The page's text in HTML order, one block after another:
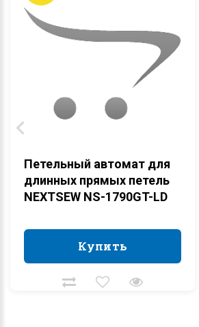
Петельный автомат для
длинных прямых петель
NEXTSEW NS-1790GT-LD
Купить
Купить